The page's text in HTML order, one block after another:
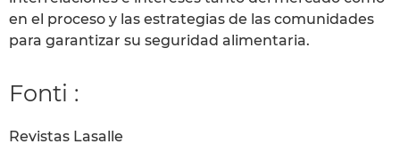
en el proceso y las estrategias de las comunidades
para garantizar su seguridad alimentaria.
Fonti :
Revistas Lasalle